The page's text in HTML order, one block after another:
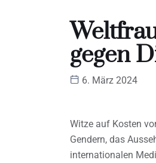
gegen
6. März 2024
Witze auf Kosten
Gendern, das
internationalen